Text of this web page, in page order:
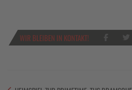
WIR BLEIBEN IN KONTAKT!